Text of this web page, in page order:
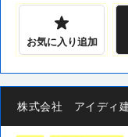
お気に入り追加
株式会社 アイディ